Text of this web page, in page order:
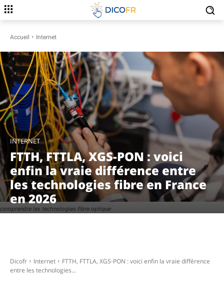
Accueil Internet
comprendre les technologies fibre optique
INTERNET
FTTH, FTTLA, XGS-PON : voici
enfin la vraie différence entre
les technologies fibre en France
en 2026
Dicofr Internet
FTTH, FTTLA, XGS-PON : voici enfin la vraie différence
entre les technologies...